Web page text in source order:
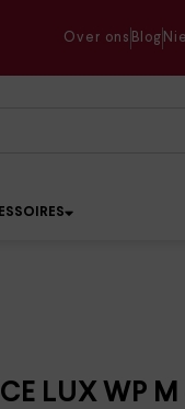
Over ons Blog
LUX WP